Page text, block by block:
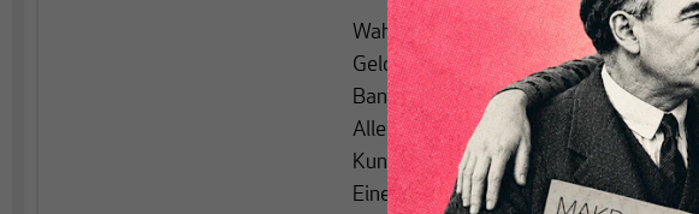
Wahrscheinlich wird das Sparen[1]in
Geldschöpfung deshalb
Banken als Finanzintermediäre so
Allerdings wird das Einlagegeschäft
Kunden betrieben. Insbesondere
Eine genaue Betrachtung der